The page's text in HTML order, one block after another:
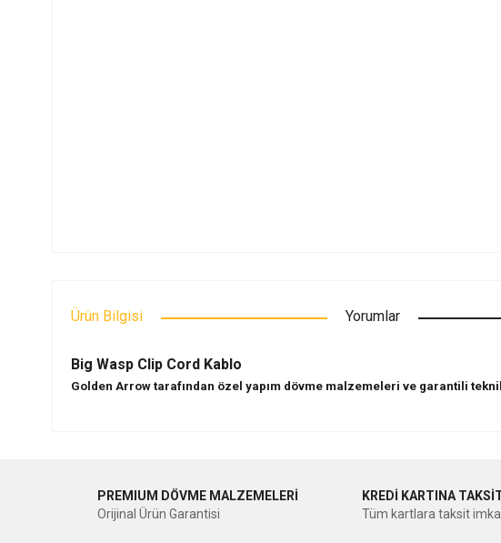
Ürün Bilgisi Yorumlar
Big Wasp Clip Cord Kablo
Golden Arrow tarafından özel yapım dövme malzemeleri ve garantili
Ürün resmi kalitesiz, bozuk veya görüntülenemiyor.
PREMIUM DÖVME MALZEMELERİ
Orijinal Ürün Garantisi
KREDİ KARTINA
Tüm kartlara taksit